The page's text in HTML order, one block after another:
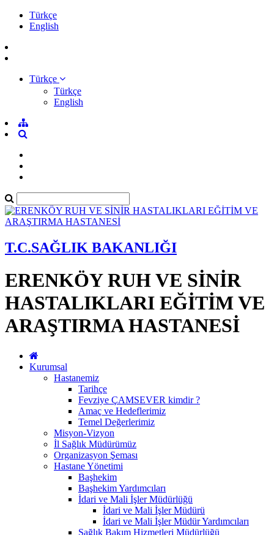
Türkçe
English
Türkçe
Türkçe
English
T.C.SAĞLIK BAKANLIĞI
ERENKÖY RUH VE SİNİR
HASTALIKLARI EĞİTİM VE
ARAŞTIRMA HASTANESİ
Kurumsal
Hastanemiz
Tarihçe
Fevziye ÇAMSEVER kimdir ?
Amaç ve Hedeflerimiz
Temel Değerlerimiz
Misyon-Vizyon
İl Sağlık Müdürümüz
Organizasyon Şeması
Hastane Yönetimi
Başhekim
Başhekim Yardımcıları
İdari ve Mali İşler Müdürlüğü
İdari ve Mali İşler Müdürü
İdari ve Mali İşler Müdür Yardımcıları
Sağlık Bakım Hizmetleri Müdürlüğü